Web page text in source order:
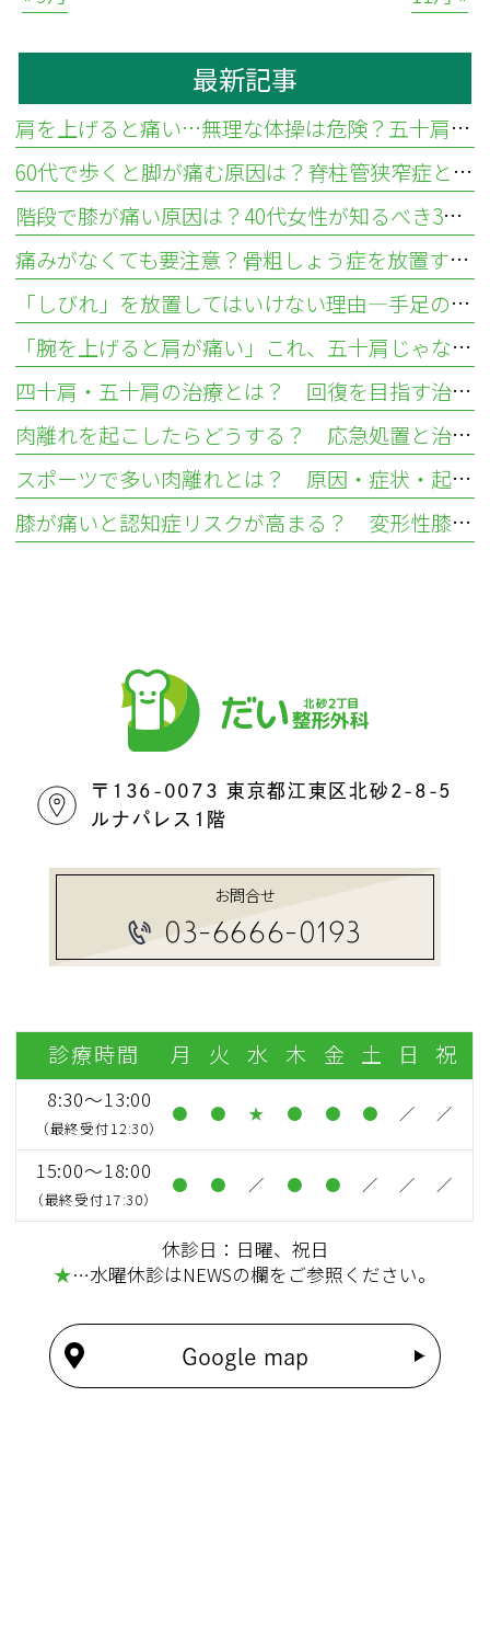
最新記事
肩を上げると痛い…無理な体操は危険？五十肩と腱板断裂の違いと見分け方
60代で歩くと脚が痛む原因は？脊柱管狭窄症と血流障害の違い
階段で膝が痛い原因は？40代女性が知るべき3つの疾患と対処法
痛みがなくても要注意？骨粗しょう症を放置する骨折リスクと検査法
「しびれ」を放置してはいけない理由—手足のしびれが示す疾患とは
「腕を上げると肩が痛い」これ、五十肩じゃないかも？ 肩腱板損傷との違いについて
四十肩・五十肩の治療とは？ 回復を目指す治し方とリハビリ
肉離れを起こしたらどうする？ 応急処置と治し方
スポーツで多い肉離れとは？ 原因・症状・起こりやすい部位を解説
膝が痛いと認知症リスクが高まる？ 変形性膝関節症から考える健康リスク
〒136-0073 東京都江東区北砂2-8-5
ルナパレス1階
お問合せ
03-6666-0193
診療時間 月 火 水 木 金 土 日 祝
8:30～13:00
（最終受付12:30）
● ● ★ ● ● ● ／ ／
15:00～18:00
（最終受付17:30）
● ● ／ ● ● ／ ／ ／
休診日：日曜、祝日
★…水曜休診はNEWSの欄をご参照ください。
Google map